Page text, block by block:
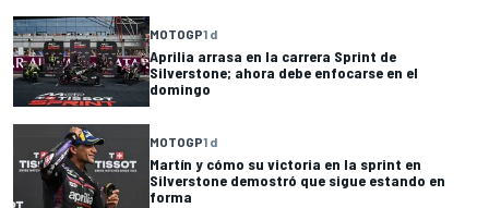
MOTOGP1 d
Aprilia arrasa en la carrera Sprint de
Silverstone; ahora debe enfocarse en el
domingo
MOTOGP1 d
Martín y cómo su victoria en la sprint en
Silverstone demostró que sigue estando en
forma